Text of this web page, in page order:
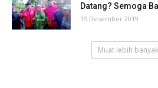
Datang? Semoga
15 Desember 2019
Muat lebih banyak